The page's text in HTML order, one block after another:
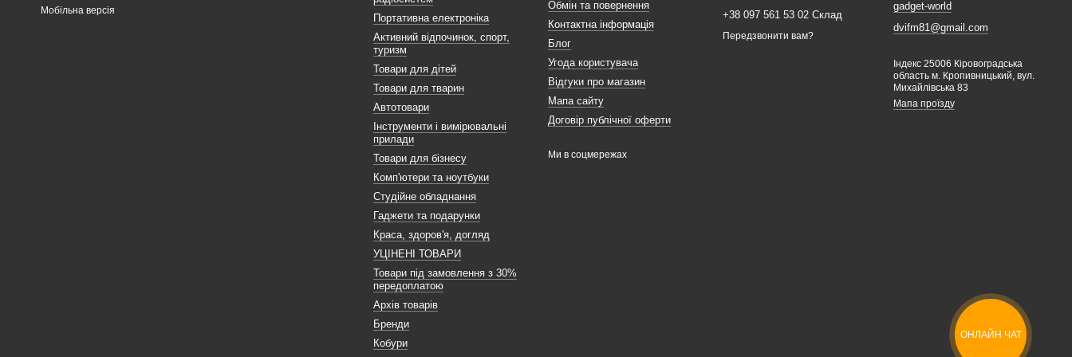
Мобільна версія
Портативна електроніка
Активний відпочинок, спорт,
туризм
Товари для дітей
Товари для тварин
Автотовари
Інструменти і вимірювальні
прилади
Товари для бізнесу
Комп'ютери та ноутбуки
Студійне обладнання
Гаджети та подарунки
Краса, здоров'я, догляд
УЦІНЕНІ ТОВАРИ
Товари під замовлення з 30%
передоплатою
Архів товарів
Бренди
Кобури
Обмін та повернення
Контактна інформація
Блог
Угода користувача
Відгуки про магазин
Мапа сайту
Договір публічної оферти
Ми в соцмережах
+38 097 561 53 02 Склад
Передзвонити вам?
gadget-world
dvifm81@gmail.com
Індекс 25006 Кіровоградська
область м. Кропивницький, вул.
Михайлівська 83
Мапа проїзду
ОНЛАЙН ЧАТ